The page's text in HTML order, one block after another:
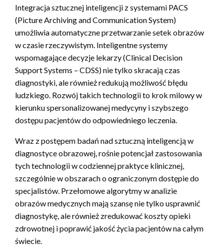
Integracja sztucznej inteligencji z systemami PACS
(Picture Archiving and Communication System)
umożliwia automatyczne przetwarzanie setek obrazów
w czasie rzeczywistym. Inteligentne systemy
wspomagające decyzje lekarzy (Clinical Decision
Support Systems – CDSS) nie tylko skracają czas
diagnostyki, ale również redukują możliwość błędu
ludzkiego. Rozwój takich technologii to krok milowy w
kierunku spersonalizowanej medycyny i szybszego
dostępu pacjentów do odpowiedniego leczenia.
Wraz z postępem badań nad sztuczną inteligencją w
diagnostyce obrazowej, rośnie potencjał zastosowania
tych technologii w codziennej praktyce klinicznej,
szczególnie w obszarach o ograniczonym dostępie do
specjalistów. Przełomowe algorytmy w analizie
obrazów medycznych mają szansę nie tylko usprawnić
diagnostykę, ale również zredukować koszty opieki
zdrowotnej i poprawić jakość życia pacjentów na całym
świecie.